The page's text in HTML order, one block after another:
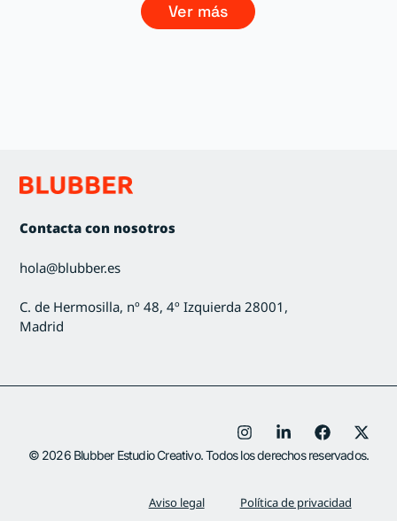
Ver más
Contacta con nosotros
hola@blubber.es
C. de Hermosilla, nº 48, 4º Izquierda 28001,
Madrid
© 2026 Blubber Estudio Creativo. Todos los derechos reservados.
Aviso legal Política de privacidad